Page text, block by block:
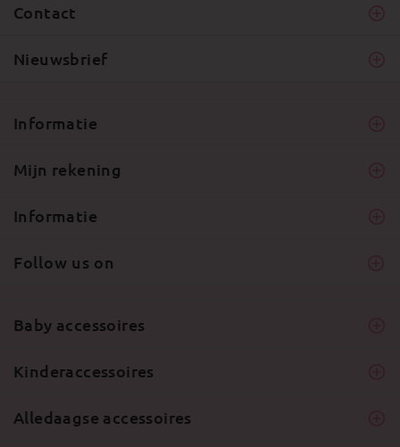
Contact
Nieuwsbrief
Informatie
Mijn rekening
Informatie
Follow us on
Baby accessoires
Kinderaccessoires
Alledaagse accessoires